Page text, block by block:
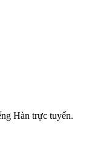
Hàn trực tuyến.